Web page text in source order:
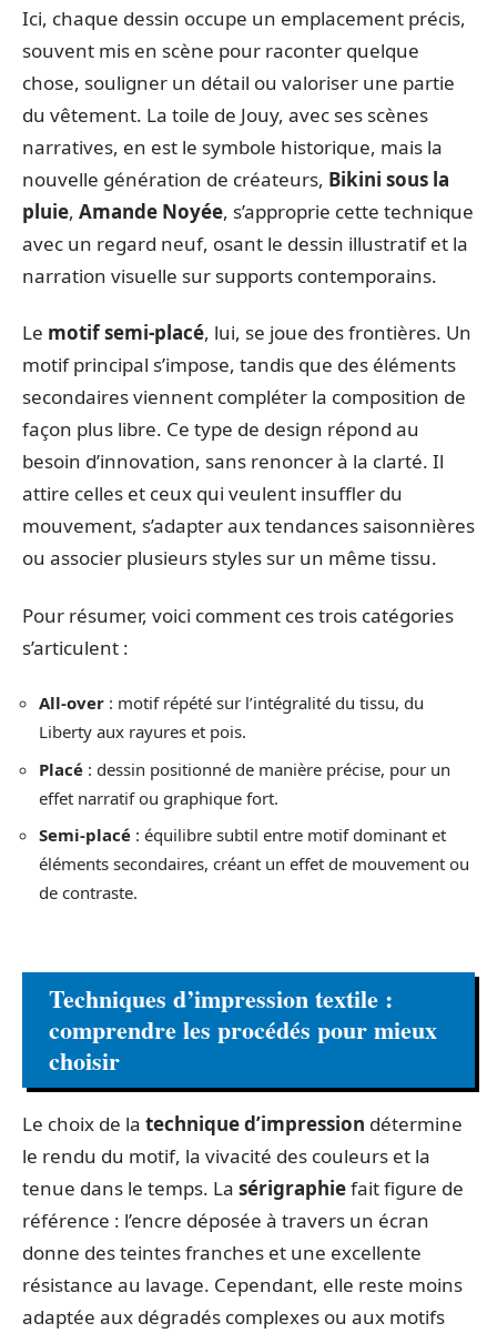
Ici, chaque dessin occupe un emplacement précis,
souvent mis en scène pour raconter quelque
chose, souligner un détail ou valoriser une partie
du vêtement. La toile de Jouy, avec ses scènes
narratives, en est le symbole historique, mais la
nouvelle génération de créateurs, Bikini sous la
pluie, Amande Noyée, s’approprie cette technique
avec un regard neuf, osant le dessin illustratif et la
narration visuelle sur supports contemporains.
Le motif semi-placé, lui, se joue des frontières. Un
motif principal s’impose, tandis que des éléments
secondaires viennent compléter la composition de
façon plus libre. Ce type de design répond au
besoin d’innovation, sans renoncer à la clarté. Il
attire celles et ceux qui veulent insuffler du
mouvement, s’adapter aux tendances saisonnières
ou associer plusieurs styles sur un même tissu.
Pour résumer, voici comment ces trois catégories
s’articulent :
All-over : motif répété sur l’intégralité du tissu, du
Liberty aux rayures et pois.
Placé : dessin positionné de manière précise, pour un
effet narratif ou graphique fort.
Semi-placé : équilibre subtil entre motif dominant et
éléments secondaires, créant un effet de mouvement ou
de contraste.
Techniques d’impression textile :
comprendre les procédés pour mieux
choisir
Le choix de la technique d’impression détermine
le rendu du motif, la vivacité des couleurs et la
tenue dans le temps. La sérigraphiefait figure de
référence : l’encre déposée à travers un écran
donne des teintes franches et une excellente
résistance au lavage. Cependant, elle reste moins
adaptée aux dégradés complexes ou aux motifs